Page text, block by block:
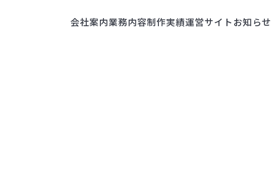
会社案内業務内容制作実績運営サイトお知らせ